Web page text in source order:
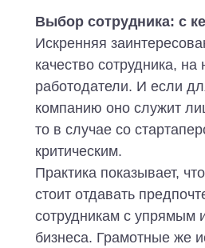
Выбор сотрудника: с
Искренняя
качество сотрудника, на
работодатели. И если
компанию оно служит
то в случае со
критическим.
Практика показывает,
стоит отдавать
сотрудникам с упрямым
бизнеса. Грамотные же